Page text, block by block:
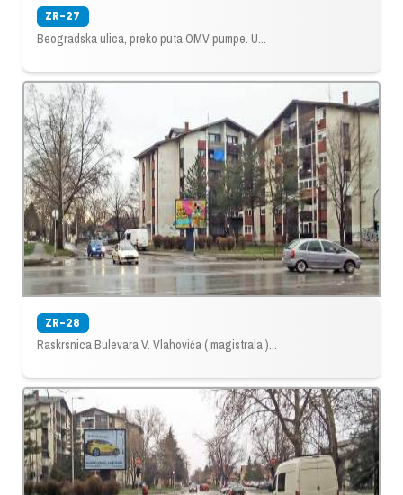
ZR-27
Beogradska ulica, preko puta OMV pumpe. U...
ZR-28
Raskrsnica Bulevara V. Vlahovića ( magistrala )...